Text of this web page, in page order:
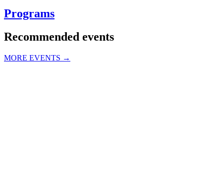
Programs
Recommended events
MORE EVENTS →